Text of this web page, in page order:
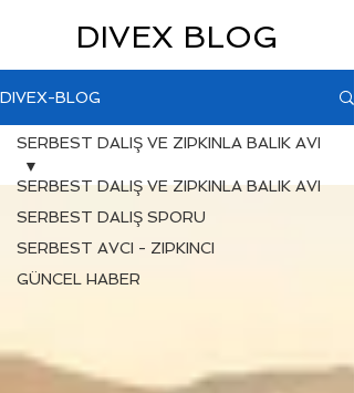
DIVEX BLOG
DIVEX-BLOG
SERBEST DALIŞ VE ZIPKINLA BALIK AVI
SERBEST DALIŞ SPORU
SERBEST AVCI - ZIPKINCI
GÜNCEL HABER
SERBEST DALIŞ VE ZIPKINLA BALIK AVI